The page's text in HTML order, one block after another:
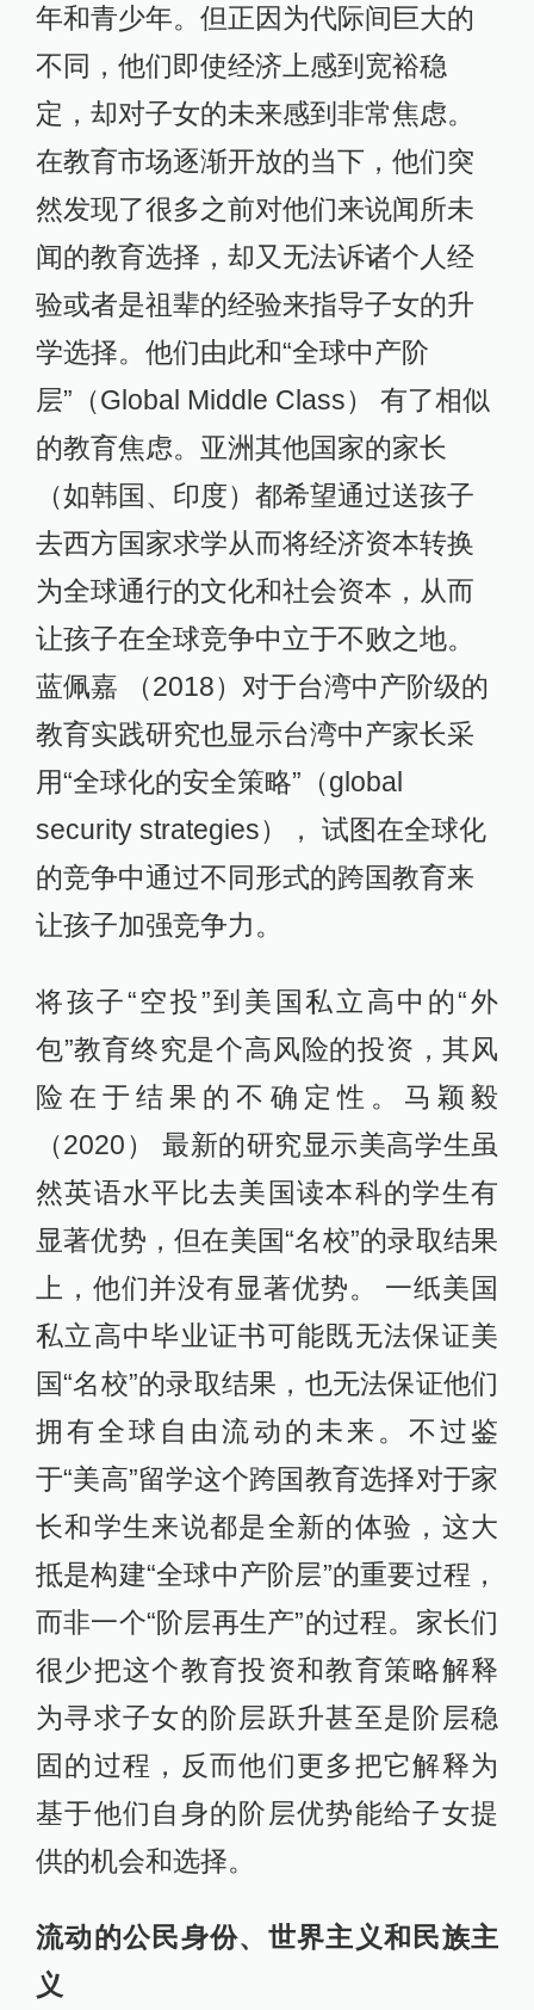
年和青少年。但正因为代际间巨大的
不同，他们即使经济上感到宽裕稳
定，却对子女的未来感到非常焦虑。
在教育市场逐渐开放的当下，他们突
然发现了很多之前对他们来说闻所未
闻的教育选择，却又无法诉诸个人经
验或者是祖辈的经验来指导子女的升
学选择。他们由此和“全球中产阶
层”（Global Middle Class） 有了相似
的教育焦虑。亚洲其他国家的家长
（如韩国、印度）都希望通过送孩子
去西方国家求学从而将经济资本转换
为全球通行的文化和社会资本，从而
让孩子在全球竞争中立于不败之地。
蓝佩嘉 （2018）对于台湾中产阶级的
教育实践研究也显示台湾中产家长采
用“全球化的安全策略”（global
security strategies）， 试图在全球化
的竞争中通过不同形式的跨国教育来
让孩子加强竞争力。
将孩子“空投”到美国私立高中的“外
包”教育终究是个高风险的投资，其风
险在于结果的不确定性。马颖毅
（2020） 最新的研究显示美高学生虽
然英语水平比去美国读本科的学生有
显著优势，但在美国“名校”的录取结果
上，他们并没有显著优势。 一纸美国
私立高中毕业证书可能既无法保证美
国“名校”的录取结果，也无法保证他们
拥有全球自由流动的未来。不过鉴
于“美高”留学这个跨国教育选择对于家
长和学生来说都是全新的体验，这大
抵是构建“全球中产阶层”的重要过程，
而非一个“阶层再生产”的过程。家长们
很少把这个教育投资和教育策略解释
为寻求子女的阶层跃升甚至是阶层稳
固的过程，反而他们更多把它解释为
基于他们自身的阶层优势能给子女提
供的机会和选择。
流动的公民身份、世界主义和民族主
义